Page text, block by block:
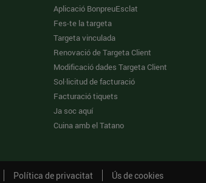
Aplicació BonpreuEsclat
Fes-te la targeta
Targeta vinculada
Renovació de Targeta Client
Modificació dades Targeta Client
Sol·licitud de facturació
Facturació tiquets
Ja soc aquí
Cuina amb el Tatano
Política de privacitat Ús de cookies